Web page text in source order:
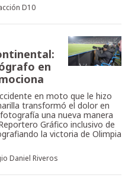
D10
en
en moto que le hizo
transformó el dolor en
una nueva manera
Gráfico inclusivo de
la victoria de Olimpia
Daniel Riveros